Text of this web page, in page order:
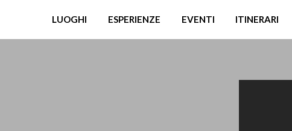
LUOGHI ESPERIENZE EVENTI ITINERARI